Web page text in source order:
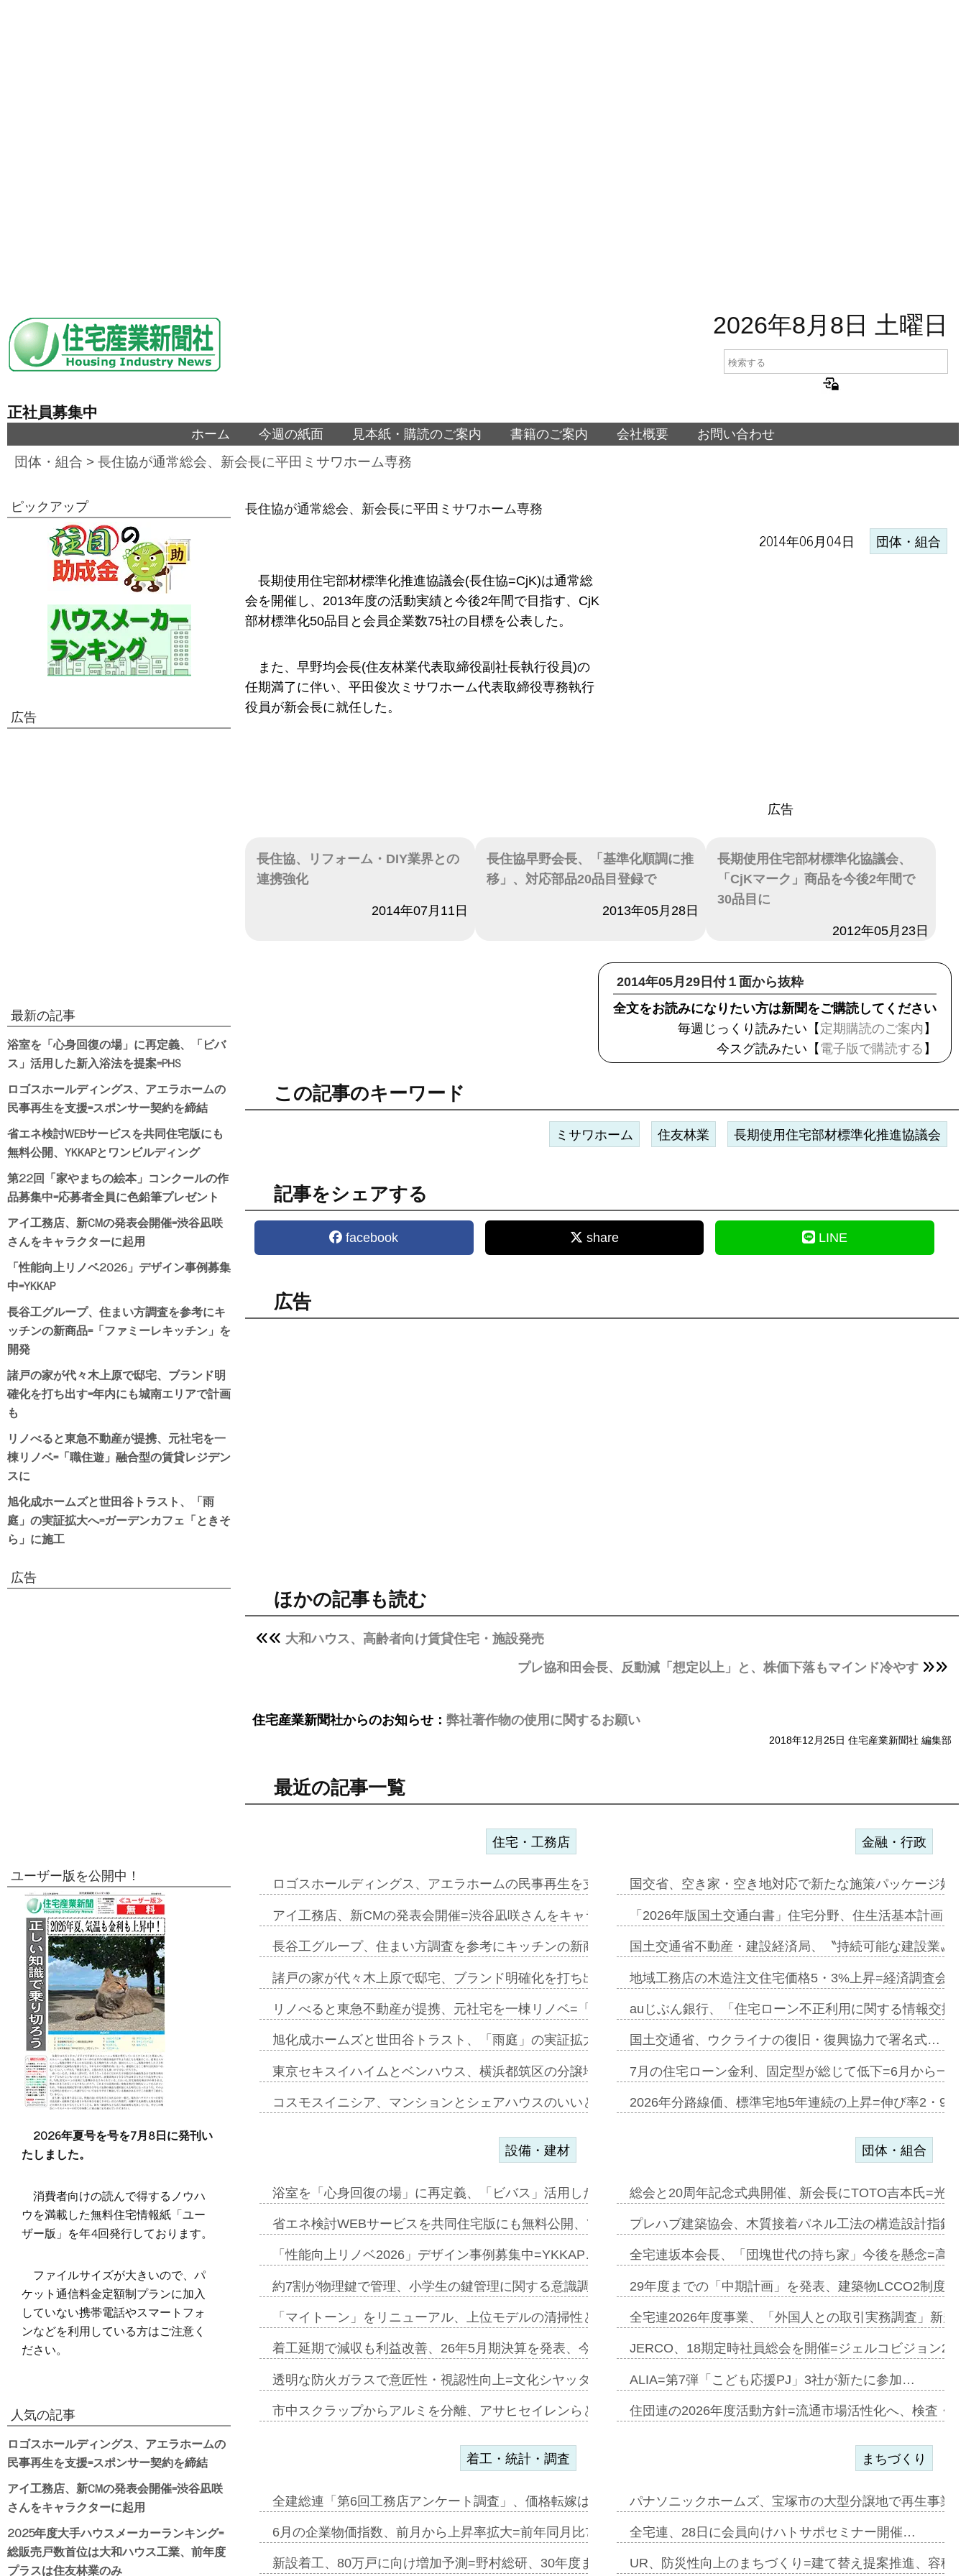
2026年8月8日 土曜日
正社員募集中
ホーム 今週の紙面 見本紙・購読のご案内 書籍のご案内 会社概要 お問い合わせ
団体・組合 > 長住協が通常総会、新会長に平田ミサワホーム専務
長住協が通常総会、新会長に平田ミサワホーム専務
2014年06月04日 団体・組合
広告
長期使用住宅部材標準化推進協議会(長住協=CjK)は通常総
会を開催し、2013年度の活動実績と今後2年間で目指す、CjK
部材標準化50品目と会員企業数75社の目標を公表した。
また、早野均会長(住友林業代表取締役副社長執行役員)の
任期満了に伴い、平田俊次ミサワホーム代表取締役専務執行
役員が新会長に就任した。
長住協、リフォーム・DIY業界との
連携強化
2014年07月11日
長住協早野会長、「基準化順調に推
移」、対応部品20品目登録で
2013年05月28日
長期使用住宅部材標準化協議会、
「CjKマーク」商品を今後2年間で
30品目に
2012年05月23日
2014年05月29日付１面から抜粋
全文をお読みになりたい方は新聞をご購読してください
毎週じっくり読みたい【 定期購読のご案内 】
今スグ読みたい【 電子版で購読する 】
この記事のキーワード
ミサワホーム 住友林業 長期使用住宅部材標準化推進協議会
記事をシェアする
facebook share LINE
広告
ほかの記事も読む
大和ハウス、高齢者向け賃貸住宅・施設発売
プレ協和田会長、反動減「想定以上」と、株価下落もマインド冷やす
住宅産業新聞社からのお知らせ： 弊社著作物の使用に関するお願い
2018年12月25日 住宅産業新聞社 編集部
最近の記事一覧
住宅・工務店
ロゴスホールディングス、アエラホームの民事再生を支援=スポンサー契約…
アイ工務店、新CMの発表会開催=渋谷凪咲さんをキャラクターに起用…
長谷工グループ、住まい方調査を参考にキッチンの新商品=「ファミーレキ…
諸戸の家が代々木上原で邸宅、ブランド明確化を打ち出す=年内にも城南エ…
リノべると東急不動産が提携、元社宅を一棟リノベ=「職住遊」融合型の賃…
旭化成ホームズと世田谷トラスト、「雨庭」の実証拡大へ=ガーデンカフェ…
東京セキスイハイムとベンハウス、横浜都筑区の分譲地開発で初協業=お互…
コスモスイニシア、マンションとシェアハウスのいいとこどりのコリビング…
金融・行政
国交省、空き家・空き地対応で新たな施策パッケージ始
「2026年版国土交通白書」住宅分野、住生活基本計画
国土交通省不動産・建設経済局、〝持続可能な建設業〟
地域工務店の木造注文住宅価格5・3%上昇=経済調査会
auじぶん銀行、「住宅ローン不正利用に関する情報交換
国土交通省、ウクライナの復旧・復興協力で署名式…
7月の住宅ローン金利、固定型が総じて低下=6月から一
2026年分路線価、標準宅地5年連続の上昇=伸び率2・
設備・建材
浴室を「心身回復の場」に再定義、「ビバス」活用した新入浴法を提案=P…
省エネ検討WEBサービスを共同住宅版にも無料公開、YKKAPとワンビ…
「性能向上リノベ2026」デザイン事例募集中=YKKAP…
約7割が物理鍵で管理、小学生の鍵管理に関する意識調査=Nature…
「マイトーン」をリニューアル、上位モデルの清掃性と安全性追加=リンナ…
着工延期で減収も利益改善、26年5月期決算を発表、今期は増収見込む=…
透明な防火ガラスで意匠性・視認性向上=文化シヤッター…
市中スクラップからアルミを分離、アサヒセイレンらと協働開発開始=三協…
団体・組合
総会と20周年記念式典開催、新会長にTOTO吉本氏=光
プレハブ建築協会、木質接着パネル工法の構造設計指針
全宅連坂本会長、「団塊世代の持ち家」今後を懸念=高
29年度までの「中期計画」を発表、建築物LCCO2制度
全宅連2026年度事業、「外国人との取引実務調査」新規
JERCO、18期定時社員総会を開催=ジェルコビジョン
ALIA=第7弾「こども応援PJ」3社が新たに参加…
住団連の2026年度活動方針=流通市場活性化へ、検査・
着工・統計・調査
全建総連「第6回工務店アンケート調査」、価格転嫁は十分に進まず=「物…
6月の企業物価指数、前月から上昇率拡大=前年同月比7・1%上昇…
新設着工、80万戸に向け増加予測=野村総研、30年度まで〝揺り戻し〟…
まちづくり
パナソニックホームズ、宝塚市の大型分譲地で再生事業
全宅連、28日に会員向けハトサポセミナー開催…
UR、防災性向上のまちづくり=建て替え提案推進、容積
ピックアップ
広告
最新の記事
浴室を「心身回復の場」に再定義、「ビバ
ス」活用した新入浴法を提案=PHS
ロゴスホールディングス、アエラホームの
民事再生を支援=スポンサー契約を締結
省エネ検討WEBサービスを共同住宅版にも
無料公開、YKKAPとワンビルディング
第22回「家やまちの絵本」コンクールの作
品募集中=応募者全員に色鉛筆プレゼント
アイ工務店、新CMの発表会開催=渋谷凪咲
さんをキャラクターに起用
「性能向上リノベ2026」デザイン事例募集
中=YKKAP
長谷工グループ、住まい方調査を参考にキ
ッチンの新商品=「ファミーレキッチン」を
開発
諸戸の家が代々木上原で邸宅、ブランド明
確化を打ち出す=年内にも城南エリアで計画
も
リノべると東急不動産が提携、元社宅を一
棟リノベ=「職住遊」融合型の賃貸レジデン
スに
旭化成ホームズと世田谷トラスト、「雨
庭」の実証拡大へ=ガーデンカフェ「ときそ
ら」に施工
広告
ユーザー版を公開中！
2026年夏号を号を7月8日に発刊い
たしました。
消費者向けの読んで得するノウハ
ウを満載した無料住宅情報紙「ユー
ザー版」を年4回発行しております。
ファイルサイズが大きいので、パ
ケット通信料金定額制プランに加入
していない携帯電話やスマートフォ
ンなどを利用している方はご注意く
ださい。
人気の記事
ロゴスホールディングス、アエラホームの
民事再生を支援=スポンサー契約を締結
アイ工務店、新CMの発表会開催=渋谷凪咲
さんをキャラクターに起用
2025年度大手ハウスメーカーランキング=
総販売戸数首位は大和ハウス工業、前年度
プラスは住友林業のみ